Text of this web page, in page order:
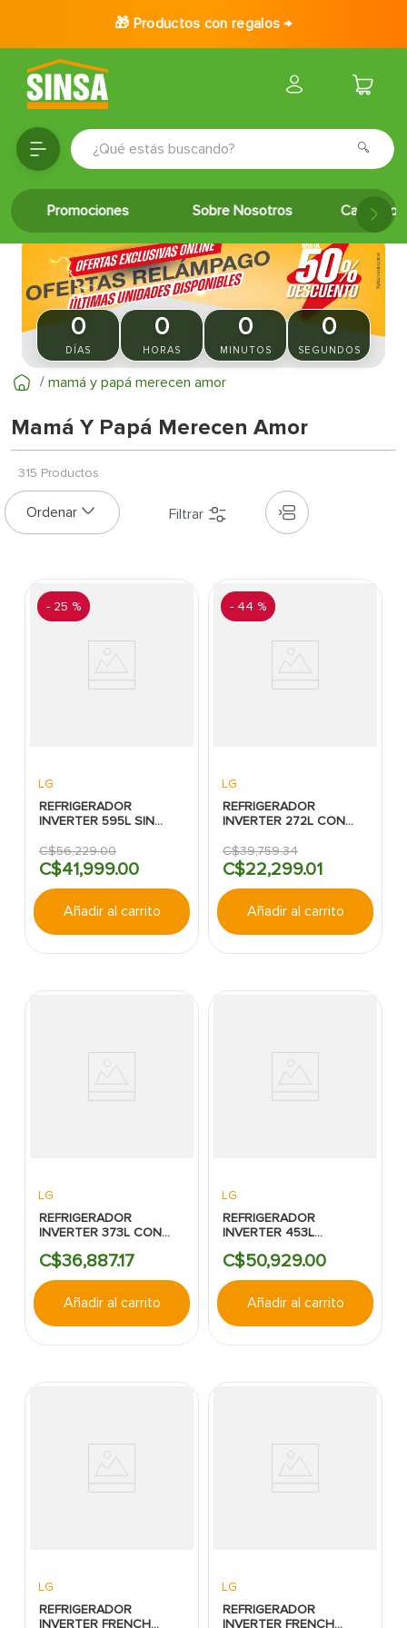
🎁 Productos con regalos →
¿Qué estás buscando?
Promociones Sobre Nosotros Catálogo
0
DÍAS
0
HORAS
0
MINUTOS
0
SEGUNDOS
mamá y papá merecen amor
Mamá Y Papá Merecen Amor
315 Productos
- 25 %
LG
REFRIGERADOR
INVERTER 595L SIN
C$56,229.00
C$41,999.00
Añadir al carrito
- 44 %
LG
REFRIGERADOR
INVERTER 272L CON
LG
C$39,759.34
C$22,299.01
Añadir al carrito
LG
REFRIGERADOR
INVERTER 373L CON
LG
C$36,887.17
Añadir al carrito
LG
REFRIGERADOR
INVERTER 453L
NEGRO LG
C$50,929.00
Añadir al carrito
LG
REFRIGERADOR
INVERTER FRENCH
LG
REFRIGERADOR
INVERTER FRENCH
TÉRMINOS MÁS BUSCADOS
1.
porcelanato
2.
ceramica
3.
puertas
4.
baldosa
cerradura
6.
8.
azulejo
10
pantry